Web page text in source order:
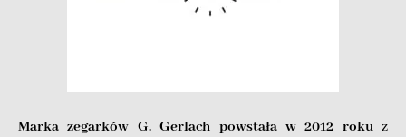
Marka zegarków G. Gerlach powstała w 2012 rokuz